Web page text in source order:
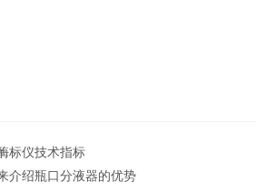
标仪技术指标
介绍瓶口分液器的优势